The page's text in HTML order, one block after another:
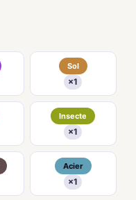
Sol
×1
Insecte
×1
Acier
×1